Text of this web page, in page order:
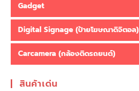
Gadget
Digital Signage (ป้ายโฆษณาดิจิตอล)
Carcamera (กล้องติดรถยนต์)
สินค้าเด่น